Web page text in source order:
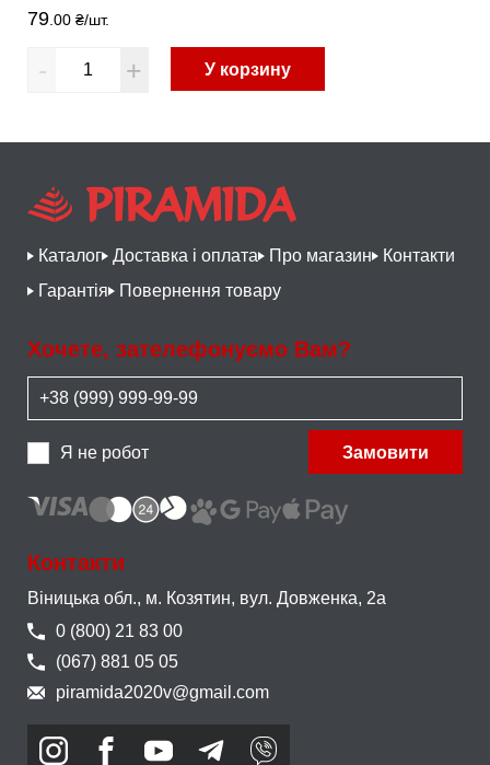
79 .00 ₴/шт.
- + У корзину
Каталог Доставка і оплата Про магазин
Контакти
Гарантія
Повернення товару
Хочете, зателефонуємо Вам?
Я не робот Замовити
Контакти
Віницька обл., м. Козятин, вул. Довженка, 2а
0 (800) 21 83 00
(067) 881 05 05
piramida2020v@gmail.com